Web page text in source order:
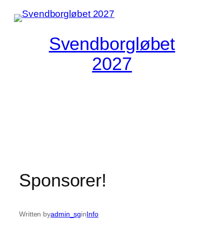
Spring
Svendborgløbet
2027
Sponsorer!
Written byadmin_sginInfo